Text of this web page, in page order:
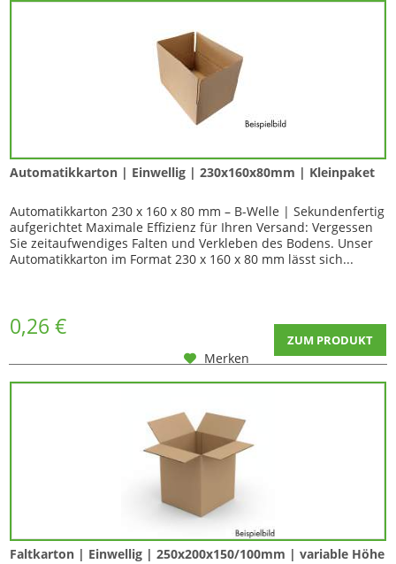
Automatikkarton | Einwellig | 230x160x80mm | Kleinpaket
Automatikkarton 230 x 160 x 80 mm – B-Welle | Sekundenfertig
aufgerichtet Maximale Effizienz für Ihren Versand: Vergessen
Sie zeitaufwendiges Falten und Verkleben des Bodens. Unser
Automatikkarton im Format 230 x 160 x 80 mm lässt sich...
0,26 € ZUM PRODUKT
Merken
Faltkarton | Einwellig | 250x200x150/100mm | variable Höhe